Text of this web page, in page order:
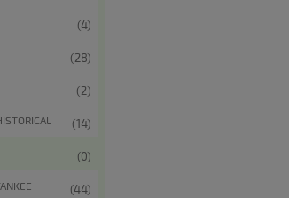
(4)
(28)
(2)
(14)
(0)
(44)